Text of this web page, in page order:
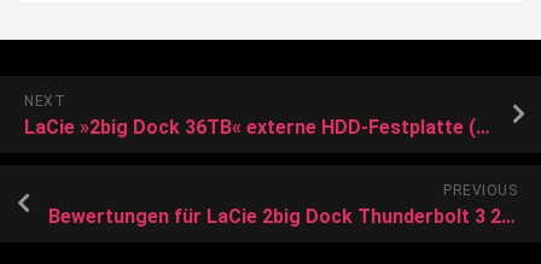
NEXT
LaCie »2big Dock 36TB« externe HDD-Festplatte (36 TB) 3,5)
PREVIOUS
Bewertungen für LaCie 2big Dock Thunderbolt 3 20TB, USB-C 3.0/Thunderbolt 3 (STGB20000400)